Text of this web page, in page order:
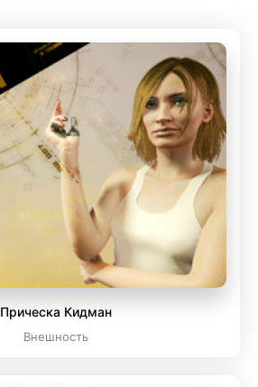
Прическа Кидман
Внешность